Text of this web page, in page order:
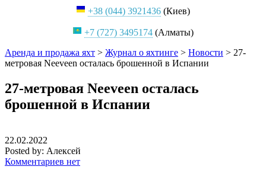
+38 (044) 3921436 (Киев)
+7 (727) 3495174 (Алматы)
Аренда и продажа яхт > Журнал о яхтинге > Новости > 27-
метровая Neeveen осталась брошенной в Испании
27-метровая Neeveen осталась
брошенной в Испании
22.02.2022
Posted by: Алексей
Комментариев нет